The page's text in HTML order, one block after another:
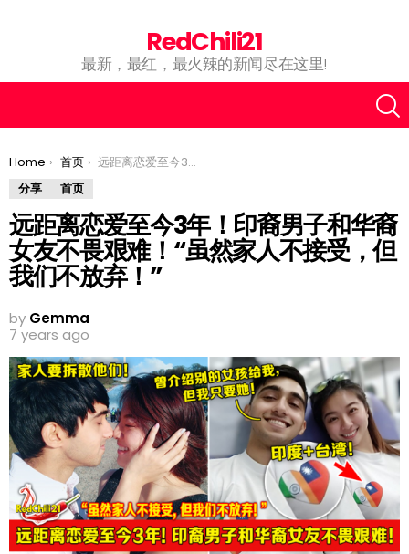
RedChili21
最新，最红，最火辣的新闻尽在这里!
You are here:
Home 首页
远距离恋爱至今3年！印裔男子和华裔女友不畏艰难！“虽然家人不接受，但我们不放弃！”
分享
首页
远距离恋爱至今3年！印裔男子和华裔
女友不畏艰难！“虽然家人不接受，但
我们不放弃！”
by Gemma
7 years ago